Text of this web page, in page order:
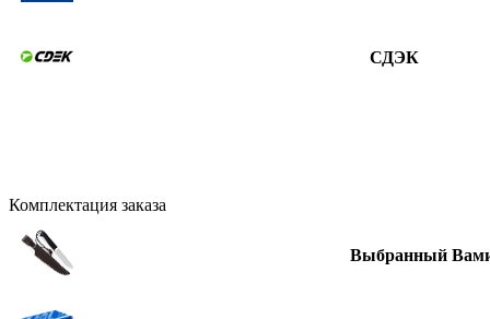
СДЭК
Комплектация заказа
Выбранный